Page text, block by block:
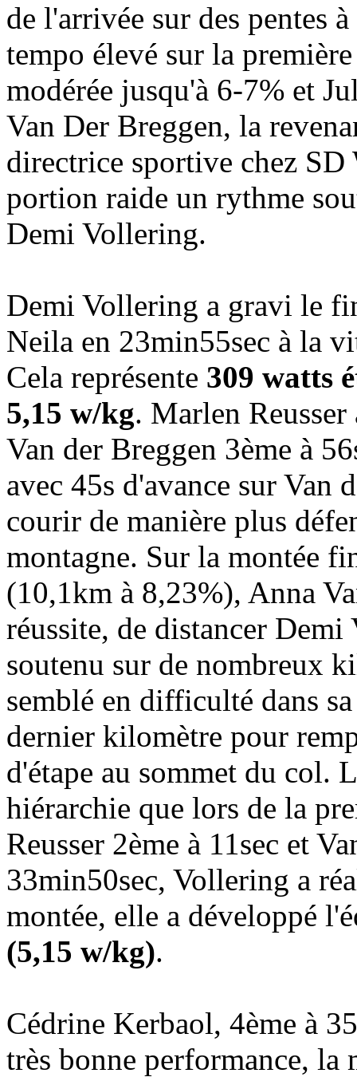
de l'arrivée sur des pentes
tempo élevé sur la
modérée jusqu'à 6-7% et
Van Der Breggen, la
directrice sportive chez
portion raide un rythme
Demi Vollering.
Demi Vollering a gravi le
Neila en 23min55sec à la
Cela représente 309 watts
5,15 w/kg. Marlen Reusser
Van der Breggen 3ème à
avec 45s d'avance sur Van
courir de manière plus
montagne. Sur la montée
(10,1km à 8,23%), Anna
réussite, de distancer
soutenu sur de nombreux
semblé en difficulté dans
dernier kilomètre pour
d'étape au sommet du col.
hiérarchie que lors de la
Reusser 2ème à 11sec et
33min50sec, Vollering a
montée, elle a développé
(5,15 w/kg).
Cédrine Kerbaol, 4ème à
très bonne performance, la